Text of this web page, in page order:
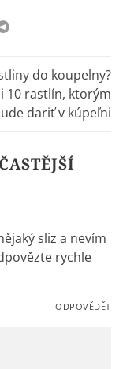
do koupelny?
10 rastlín, ktorým
dariť v kúpeľni
sliz a nevím
rychle
ODPOVĚDĚT